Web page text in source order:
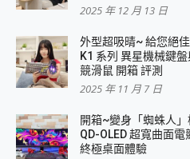
2025 年 12 月 13 日
外型超吸晴~ 給您絕
K1 系列 異星機械鍵
競滑鼠 開箱 評測
2025 年 11 月 7 日
開箱~變身「蜘蛛人
QD-OLED 超寬曲面
終極桌面體驗